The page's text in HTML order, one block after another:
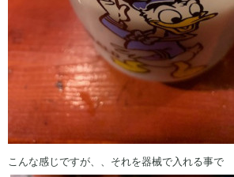
こんな感じですが、、それを器械で入れる事で